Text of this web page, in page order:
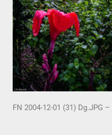
FN 2004-12-01 (31) Dg.JPG –